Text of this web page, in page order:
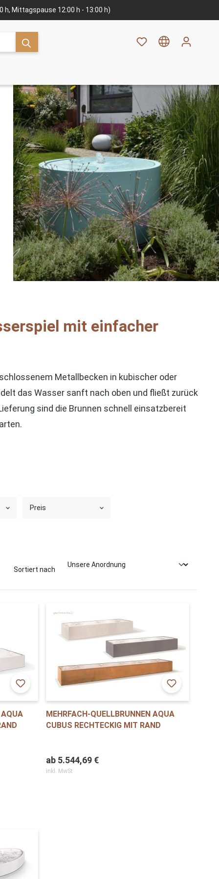
h, Mittagspause 12:00 h - 13:00 h)
mit einfacher
Metallbecken in kubischer oder
das Wasser sanft nach oben und fließt zurück
sind die Brunnen schnell einsatzbereit
Preis
Sortiert nach
AQUA
MEHRFACH-QUELLBRUNNEN AQUA
CUBUS RECHTECKIG MIT RAND
ab5.544,69 €
inkl. MwSt